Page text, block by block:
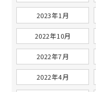
2023年1月
2022年10月
2022年7月
2022年4月